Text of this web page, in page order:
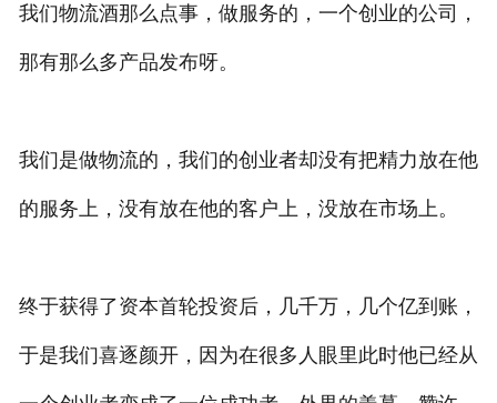
我们物流酒那么点事，做服务的，一个创业的公司，
那有那么多产品发布呀。
我们是做物流的，我们的创业者却没有把精力放在他
的服务上，没有放在他的客户上，没放在市场上。
终于获得了资本首轮投资后，几千万，几个亿到账，
于是我们喜逐颜开，因为在很多人眼里此时他已经从